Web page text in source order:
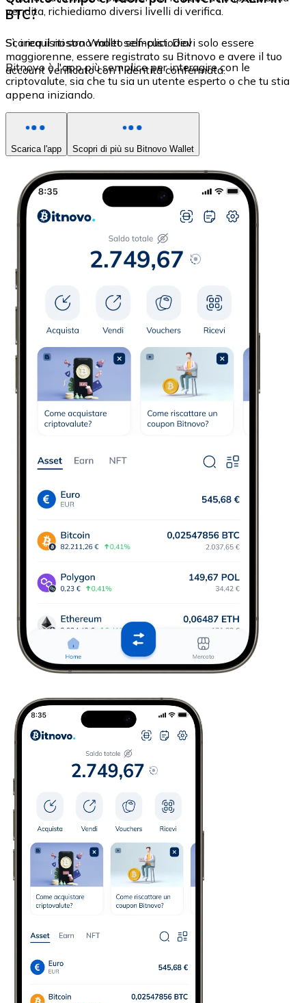
vendita, richiediamo diversi livelli di verifica.
BTC?
Sì, i requisiti sono molto semplici. Devi solo essere
maggiorenne, essere registrato su Bitnovo e avere il tuo
account verificato con l'identità confermata.
Scarica il nostro Wallet self-custodial
Bitnovo è l'app più semplice per interagire con le
criptovalute, sia che tu sia un utente esperto o che tu stia
appena iniziando.
Scarica l'app Scopri di più su Bitnovo Wallet